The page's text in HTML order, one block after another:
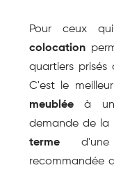
colocation
quartiers prisés
C'est le
meublée à un
demande de la
terme
recommandée